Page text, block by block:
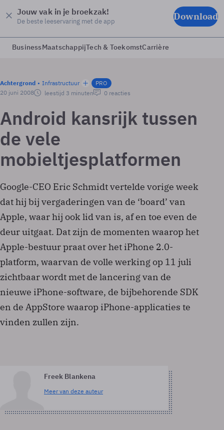
Jouw vak in je broekzak!
De beste leeservaring met de app Download
BusinessMaatschappijTech & ToekomstCarrière
Achtergrond Infrastructuur
PRO
20 juni 2008
leestijd 3 minuten 0 reacties
Android kansrijk tussen
de vele
mobieltjesplatformen
Google-CEO Eric Schmidt vertelde vorige week
dat hij bij vergaderingen van de ‘board’ van
Apple, waar hij ook lid van is, af en toe even de
deur uitgaat. Dat zijn de momenten waarop het
Apple-bestuur praat over het iPhone 2.0-
platform, waarvan de volle werking op 11 juli
zichtbaar wordt met de lancering van de
nieuwe iPhone-software, de bijbehorende SDK
en de AppStore waarop iPhone-applicaties te
vinden zullen zijn.
Freek Blankena
Meer van deze auteur